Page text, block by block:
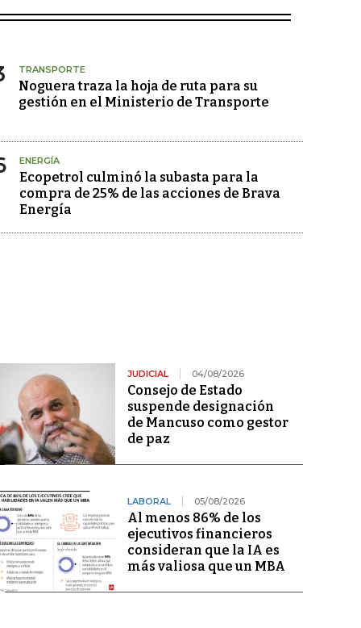
TRANSPORTE
Noguera traza la hoja de ruta para su
gestión en el Ministerio de Transporte
ENERGÍA
Ecopetrol culminó la subasta para la
compra de 25% de las acciones de Brava
Energía
JUDICIAL 04/08/2026
Consejo de Estado
suspende designación
de Mancuso como gestor
de paz
LABORAL 05/08/2026
Al menos 86% de los
ejecutivos financieros
consideran que la IA es
más valiosa que un MBA